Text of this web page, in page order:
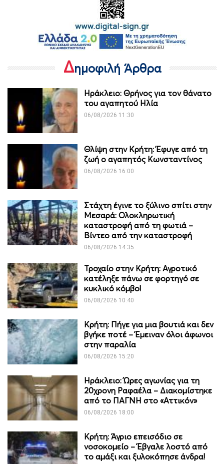
Δημοφιλή Άρθρα
Ηράκλειο: Θρήνος για τον θάνατο
του αγαπητού Ηλία
06/08/2026 11:30
Θλίψη στην Κρήτη: Έφυγε από τη
ζωή ο αγαπητός Κωνσταντίνος
06/08/2026 16:00
Στάχτη έγινε το ξύλινο σπίτι στην
Μεσαρά: Ολοκληρωτική
καταστροφή από τη φωτιά –
Βίντεο από την καταστροφή
06/08/2026 14:35
Τροχαίο στην Κρήτη: Αγροτικό
κατέληξε πάνω σε φορτηγό σε
κυκλικό κόμβο!
06/08/2026 10:40
Κρήτη: Πήγε για μια βουτιά και δεν
βγήκε ποτέ – Έμειναν όλοι άφωνοι
στην παραλία
06/08/2026 15:20
Ηράκλειο: Ώρες αγωνίας για τη
20χρονη Ραφαέλα – Διακομίστηκε
από το ΠΑΓΝΗ στο «Αττικόν»
06/08/2026 18:00
Κρήτη: Άγριο επεισόδιο σε
νοσοκομείο – Έβγαλε λοστό από
το αμάξι και ξυλοκόπησε άνδρα!